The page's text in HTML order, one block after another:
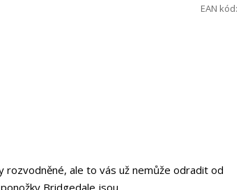
EAN kód:
rozvodněné, ale to vás už nemůže odradit od
Bridgedale jsou